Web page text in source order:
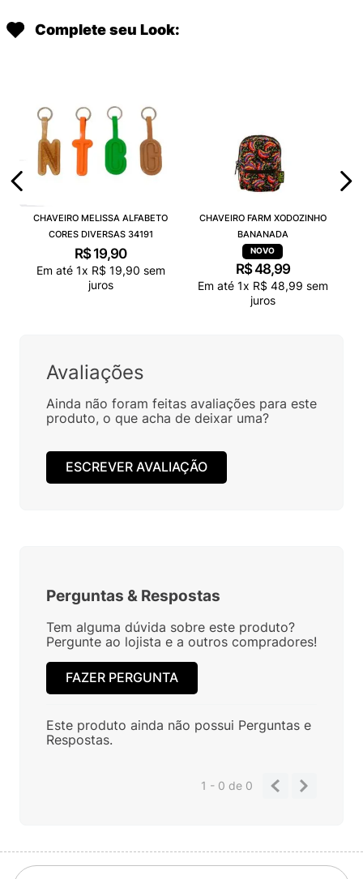
Complete seu Look:
CHAVEIRO MELISSA ALFABETO
CORES DIVERSAS 34191
R$ 19,90
Em até 1x R$ 19,90 sem
juros
CHAVEIRO FARM XODOZINHO
BANANADA
R$48,99
Em até 1x R$ 48,99 sem
juros
Avaliações
Ainda não foram feitas avaliações para este
produto, o que acha de deixar uma?
ESCREVER AVALIAÇÃO
Perguntas & Respostas
Tem alguma dúvida sobre este produto?
Pergunte ao lojista e a outros compradores!
FAZER PERGUNTA
Este produto ainda não possui Perguntas e
Respostas.
1 - 0de 0